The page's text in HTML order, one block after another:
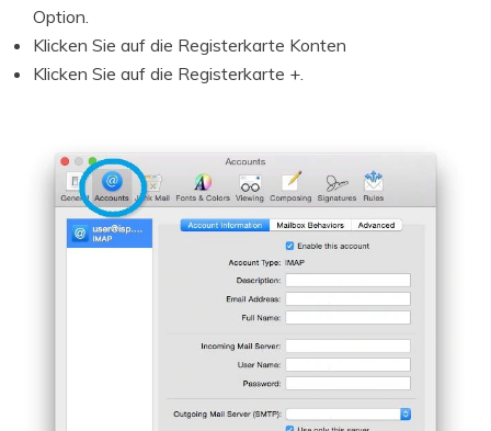
Option.
Klicken Sie auf die Registerkarte Konten
Klicken Sie auf die Registerkarte +.